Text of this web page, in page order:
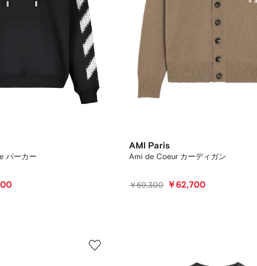
パーカー
AMI Paris
Ami de Coeur カーディガン
￥69,300 ￥62,700